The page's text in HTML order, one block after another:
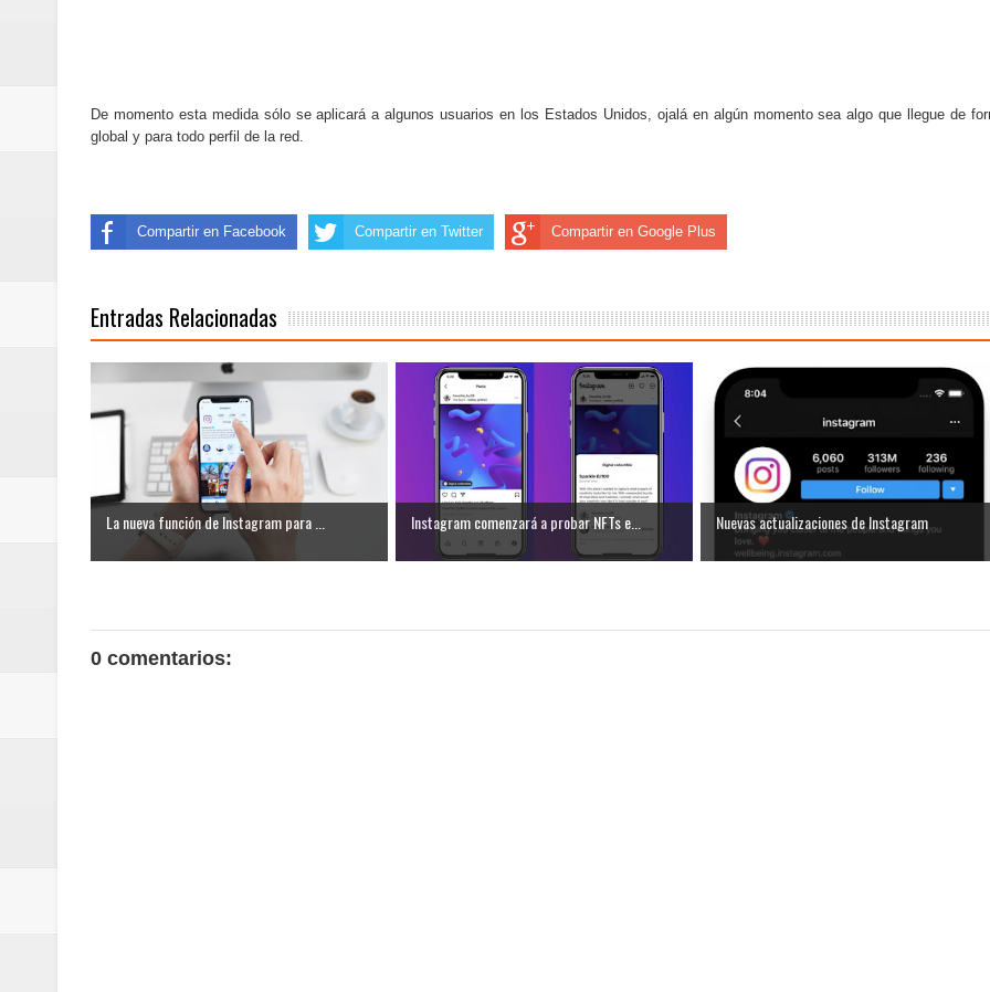
De momento esta medida sólo se aplicará a algunos usuarios en los Estados Unidos, ojalá en algún momento sea algo que llegue de
global y para todo perfil de la red.
Compartir en Facebook Compartir en Twitter Compartir en Google Plus
Entradas Relacionadas
La nueva función de Instagram para ... Instagram comenzará a probar NFTs e... Nuevas actualizaciones de Instagram
0 comentarios: